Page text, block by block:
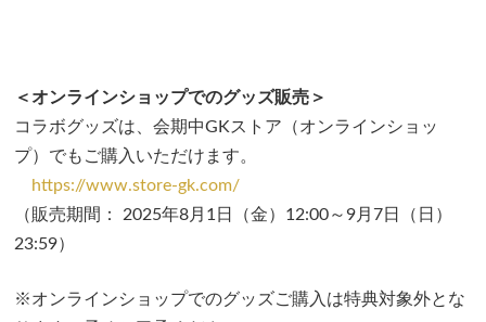
＜オンラインショップでのグッズ販売＞
コラボグッズは、会期中GKストア（オンラインショッ
プ）でもご購入いただけます。
https://www.store-gk.com/
（販売期間： 2025年8月1日（金）12:00～9月7日（日）
23:59）
※オンラインショップでのグッズご購入は特典対象外とな